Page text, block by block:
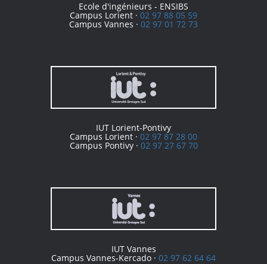
Ecole d'ingénieurs - ENSIBS
Campus Lorient · 02 97 88 05 59
Campus Vannes · 02 97 01 72 73
IUT Lorient-Pontivy
Campus Lorient · 02 97 87 28 00
Campus Pontivy · 02 97 27 67 70
IUT Vannes
Campus Vannes-Kercado · 02 97 62 64 64